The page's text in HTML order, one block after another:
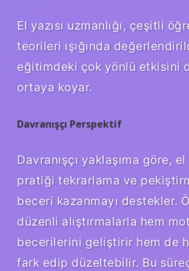
El yazısı uzmanlığı, çeşitli
teorileri ışığında
eğitimdeki çok yönlü etkisini
ortaya koyar.
Davranışçı Perspektif
Davranışçı yaklaşıma göre, el
pratiği tekrarlama ve
beceri kazanmayı destekler.
düzenli alıştırmalarla hem
becerilerini geliştirir hem de
fark edip düzeltebilir. Bu